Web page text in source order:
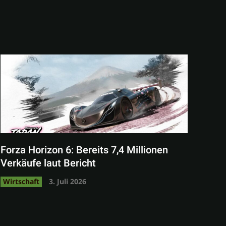
Forza Horizon 6: Bereits 7,4 Millionen
Verkäufe laut Bericht
Wirtschaft 3. Juli 2026